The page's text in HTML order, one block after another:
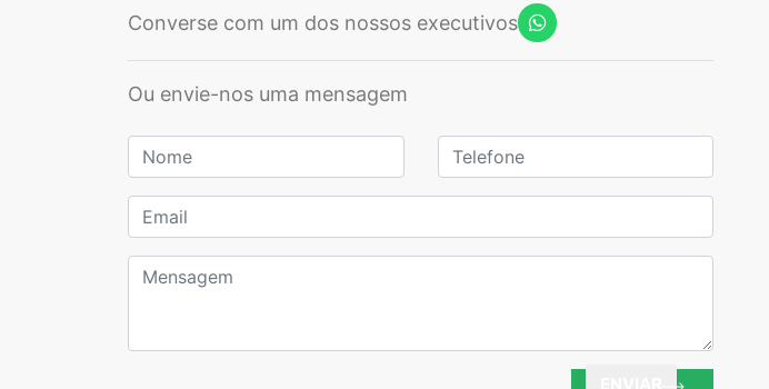
Converse com um dos nossos executivos
Ou envie-nos uma mensagem
Nome Telefone
Email
Mensagem